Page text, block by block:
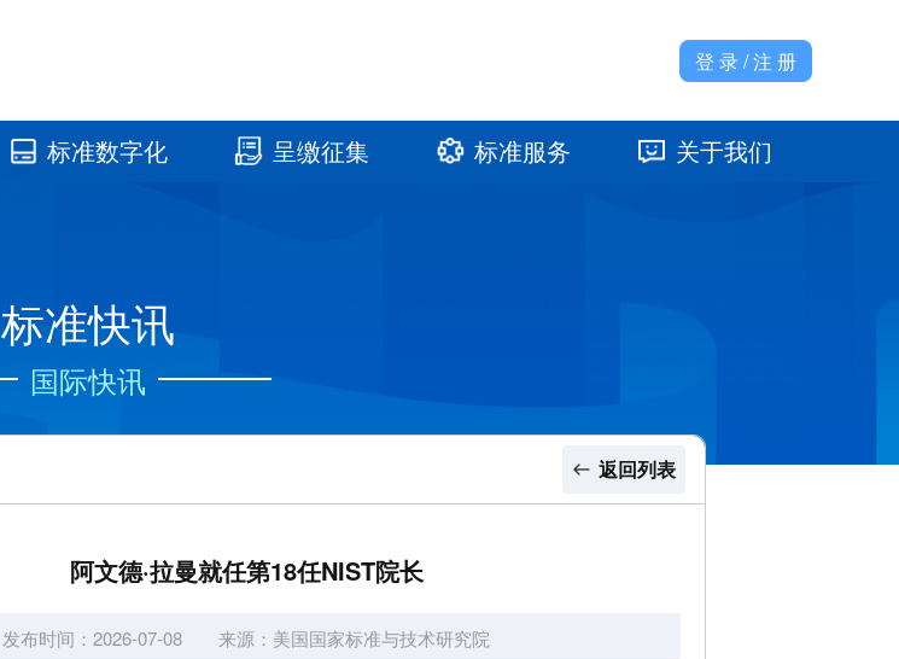
登 录 / 注 册
标准数字化 呈缴征集 标准服务 关于我们
标准快讯
国际快讯
返回列表
阿文德·拉曼就任第18任NIST院长
发布时间：2026-07-08 来源： 美国国家标准与技术研究院